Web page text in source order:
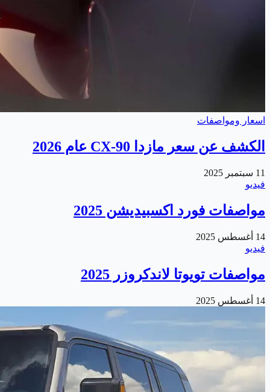
اسعار ومواصفات
الكشف عن سعر مازدا CX-90 عام 2026
11 سبتمبر 2025
فيديو
مواصفات فورد اكسبيديشن 2025
14 أغسطس 2025
فيديو
مواصفات تويوتا لاندكروزر 2025
14 أغسطس 2025